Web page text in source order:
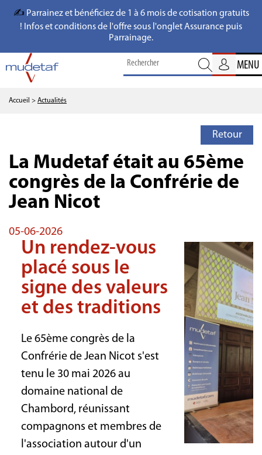
✍️ Parrainez et bénéficiez de 1 à 6 mois de cotisation gratuits
! Infos et conditions de l'offre sous l'onglet Assurance puis
Parrainage.
MENU
Accueil > Actualités
Retour
La Mudetaf était au 65ème
congrès de la Confrérie de
Jean Nicot
05-06-2026
Un rendez-vous
placé sous le
signe des valeurs
et des traditions
Le 65ème congrès de la
Confrérie de Jean Nicot s'est
tenu le 30 mai 2026 au
domaine national de
Chambord, réunissant
compagnons et membres de
l'association autour d'un